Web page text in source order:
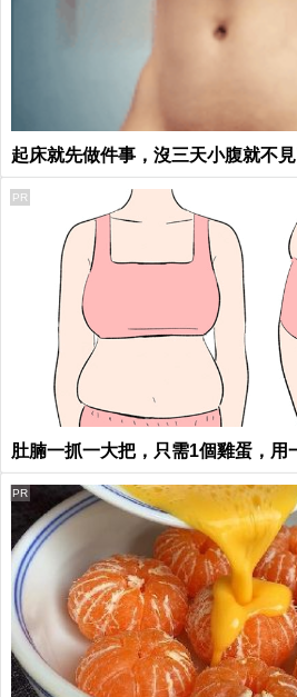
起床就先做件事，沒三天小腹就不
肚腩一抓一大把，只需1個雞蛋，用
PR
PR